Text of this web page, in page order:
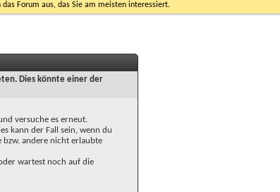
Forum aus, das Sie am meisten interessiert.
Dies könnte einer der
versuche es erneut.
kann der Fall sein, wenn du
bzw. andere nicht erlaubte
wartest noch auf die